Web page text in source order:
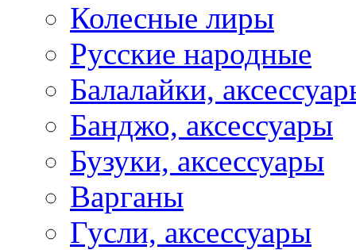
Колесные лиры
Русские народные
Балалайки,
Банджо, аксессуары
Бузуки, аксессуары
Варганы
Гусли, аксессуары